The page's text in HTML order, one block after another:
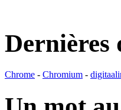
Dernières
Chrome - Chromium -